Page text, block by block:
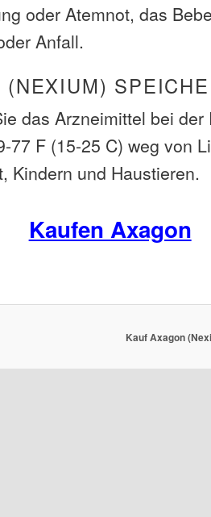
oder Atemnot, das
Anfall.
(NEXIUM)
das Arzneimittel bei
77 F (15-25 C) weg von
Kindern und Haustieren.
Kaufen Axagon
Kauf Axagon